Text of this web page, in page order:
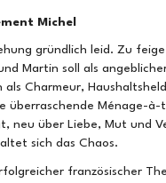
Michel
gründlich leid. Zu
Martin soll als
als Charmeur,
überraschende Ménage-
neu über Liebe, Mut und
sich das Chaos.
französischer